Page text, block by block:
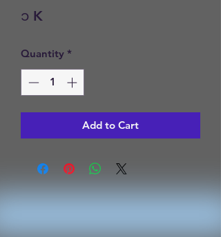
၁ K
Quantity *
Add to Cart